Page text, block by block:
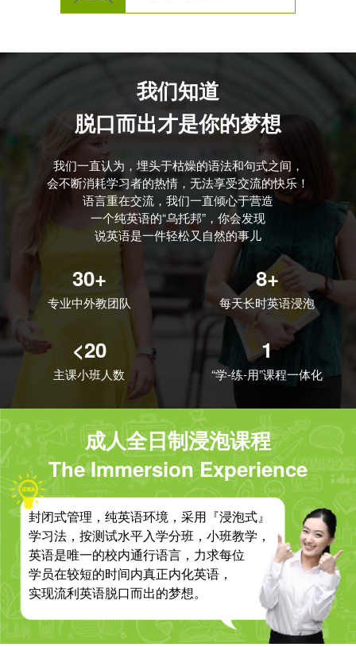
我们知道
脱口而出才是你的梦想
我们一直认为，埋头于枯燥的语法和句式之间，
会不断消耗学习者的热情，无法享受交流的快乐！
语言重在交流，我们一直倾心于营造
一个纯英语的“乌托邦”，你会发现
说英语是一件轻松又自然的事儿
30+
专业中外教团队
8+
每天长时英语浸泡
<20
主课小班人数
1
“学-练-用”课程一体化
成人全日制浸泡课程
The Immersion Experience
封闭式管理，纯英语环境，采用『浸泡式』
学习法，按测试水平入学分班，小班教学，
英语是唯一的校内通行语言，力求每位
学员在较短的时间内真正内化英语，
实现流利英语脱口而出的梦想。